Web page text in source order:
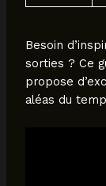
Besoin
sorties ? Ce
propose
aléas du